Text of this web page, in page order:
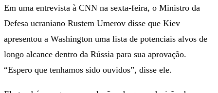
Em uma entrevista à CNN na sexta-feira, o Ministro da
Defesa ucraniano Rustem Umerov disse que Kiev
apresentou a Washington uma lista de potenciais alvos de
longo alcance dentro da Rússia para sua aprovação.
“Espero que tenhamos sido ouvidos”, disse ele.